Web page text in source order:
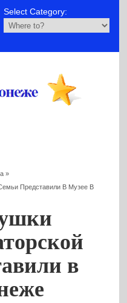
Select Category:
»
Представили В Музее В
в